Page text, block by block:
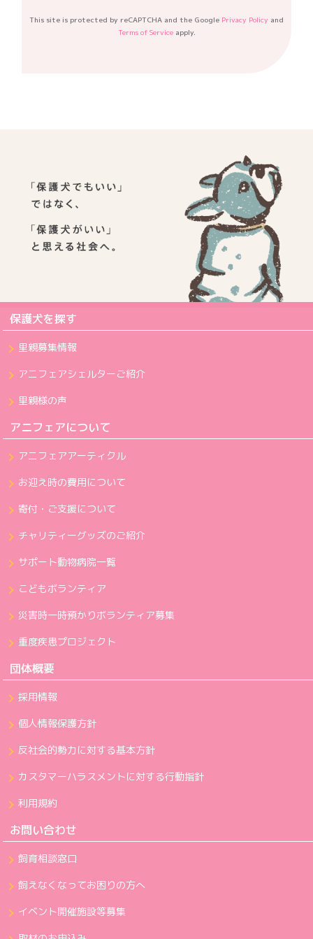
This site is protected by reCAPTCHA and the Google Privacy Policy and
Terms of Serviceapply.
保護犬を探す
里親募集情報
アニフェアシェルターご紹介
里親様の声
アニフェアについて
アニフェアアーティクル
お迎え時の費用について
寄付・ご支援について
チャリティーグッズのご紹介
サポート動物病院一覧
こどもボランティア
災害時一時預かりボランティア募集
重度疾患プロジェクト
団体概要
採用情報
個人情報保護方針
反社会的勢力に対する基本方針
カスタマーハラスメントに対する行動指針
利用規約
お問い合わせ
飼育相談窓口
飼えなくなってお困りの方へ
イベント開催施設等募集